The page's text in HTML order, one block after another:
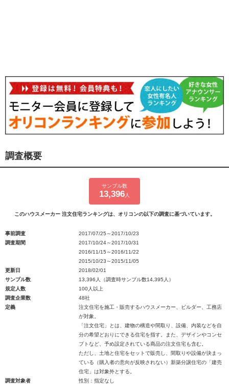
調査概要
サンプル数
13,396 人
このハウスメーカー 注文住宅ランキングは、オリコンの以下の調査に基づいています。
事前調査
2017/07/25～2017/10/23
調査期間
2017/10/24～2017/10/31
2016/11/15～2016/11/22
2015/10/23～2015/11/05
更新日
2018/02/01
サンプル数
13,396人（調査時サンプル数14,395人）
規定人数
100人以上
調査企業数
48社
定義
注文住宅を施工・販売するハウスメーカー、ビルダー、工務店
が対象。
「注文住宅」とは、建物の構造や間取り、設備、内装などを自
分の希望どおりにできる住宅を指す。また、デザインやコンセ
プトなど、予め設定されている商品の注文住宅も含む。
ただし、土地と住宅をセットで販売し、間取りや設備が決まっ
ている（購入者の意向が反映されない）新築分譲住宅の「建売
住宅」は対象外とする。
調査対象者
性別：指定なし